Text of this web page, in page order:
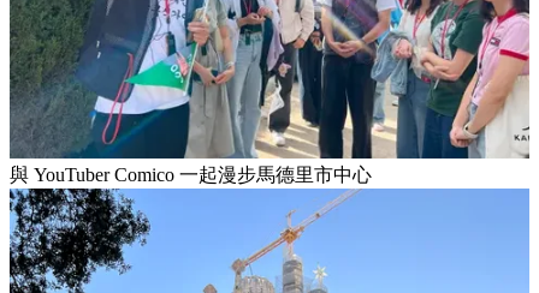
與 YouTuber Comico 一起漫步馬德里市中心